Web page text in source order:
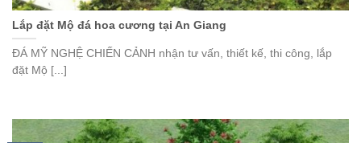
Lắp đặt Mộ đá hoa cương tại An Giang
ĐÁ MỸ NGHỆ CHIẾN CẢNH nhận tư vấn, thiết kế, thi công, lắp
đặt Mộ [...]